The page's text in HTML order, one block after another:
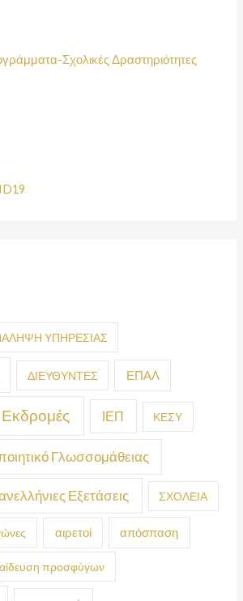
Σχολικές Δραστηριότητες
ΥΠΗΡΕΣΙΑΣ
ΔΙΕΥΘΥΝΤΕΣ ΕΠΑΛ
Εκδρομές ΙΕΠ ΚΕΣΥ
Γλωσσομάθειας
Εξετάσεις ΣΧΟΛΕΙΑ
αιρετοί απόσπαση
προσφύγων